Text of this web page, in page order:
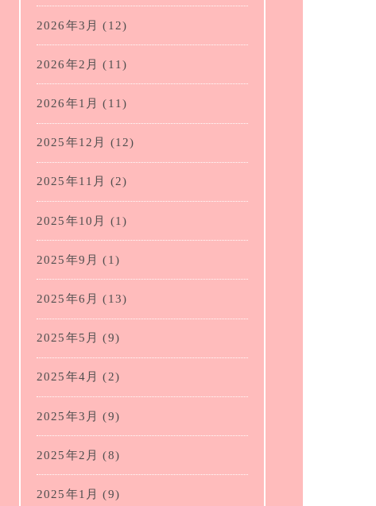
2026年3月 (12)
2026年2月 (11)
2026年1月 (11)
2025年12月 (12)
2025年11月 (2)
2025年10月 (1)
2025年9月 (1)
2025年6月 (13)
2025年5月 (9)
2025年4月 (2)
2025年3月 (9)
2025年2月 (8)
2025年1月 (9)